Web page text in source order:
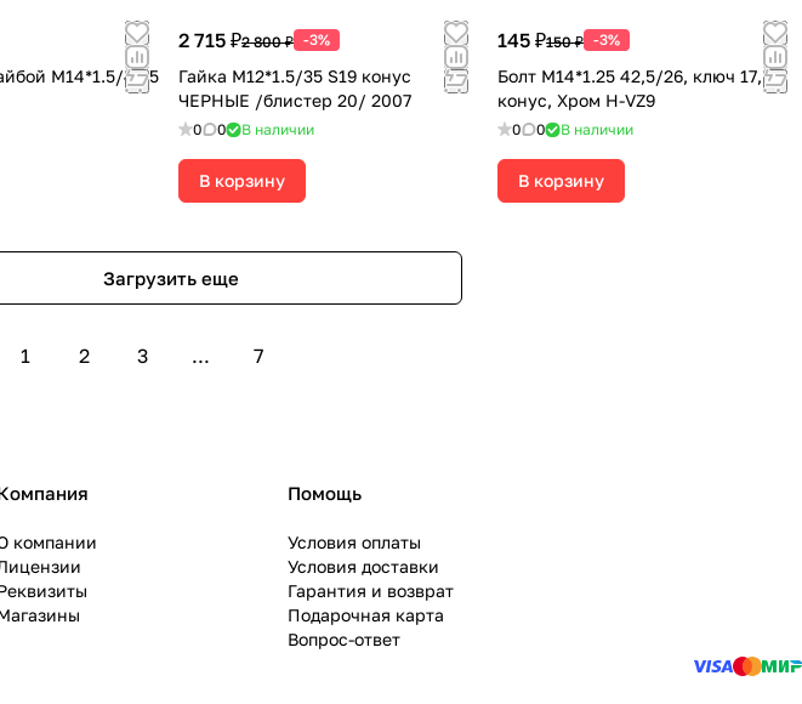
М14*1.5/46.5
2 715 ₽2 800 ₽ -3%
Гайка М12*1.5/35 S19 конус
ЧЕРНЫЕ /блистер 20/ 2007
0 0 В наличии
В корзину
145 ₽150 ₽ -3%
Болт M14*1.25 42,5/26, ключ 17,
конус, Хром H-VZ9
0 0 В наличии
В корзину
Загрузить еще
1 2 3 ... 7
компании
Помощь
Условия оплаты
Условия доставки
Гарантия и возврат
Подарочная карта
Вопрос-ответ